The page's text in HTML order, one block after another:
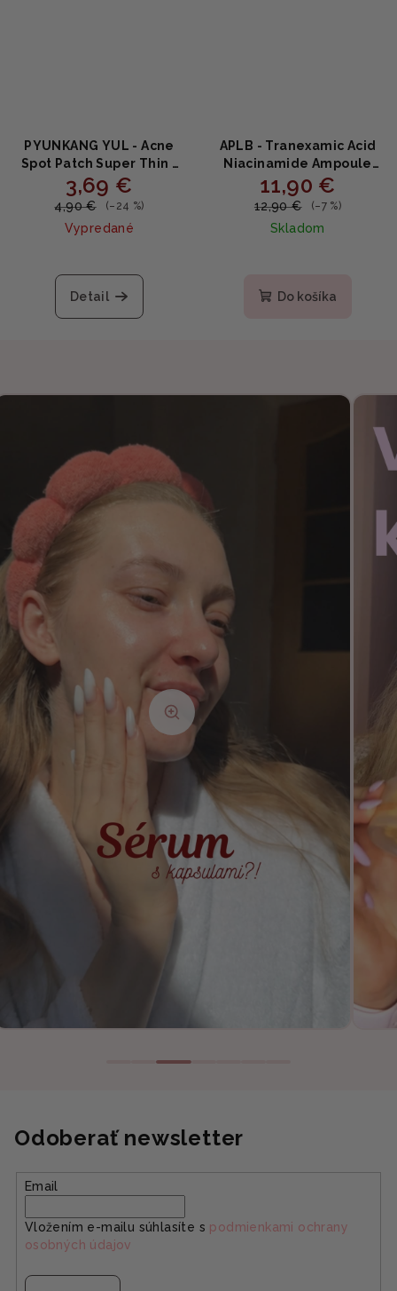
PYUNKANG YUL - Acne
Spot Patch Super Thin -
náplaste proti akné 15ks
3,69 €
4,90 € (–24 %)
Vypredané
Detail
APLB - Tranexamic Acid
Niacinamide Ampoule
Serum - Hydratačné
sérum s niacínamidom a
kyselinou tranexamovou
40ml
11,90 €
12,90 € (–7 %)
Skladom
Do košíka
Odoberať newsletter
Email
Vložením e-mailu súhlasíte s podmienkami ochrany
osobných údajov